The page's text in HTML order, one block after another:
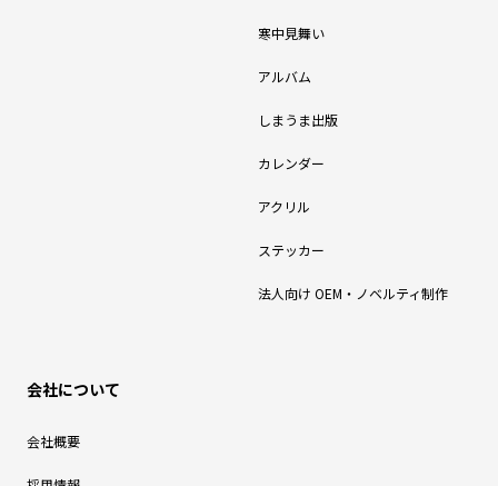
寒中見舞い
アルバム
しまうま出版
カレンダー
アクリル
ステッカー
法人向け OEM・ノベルティ制作
会社について
会社概要